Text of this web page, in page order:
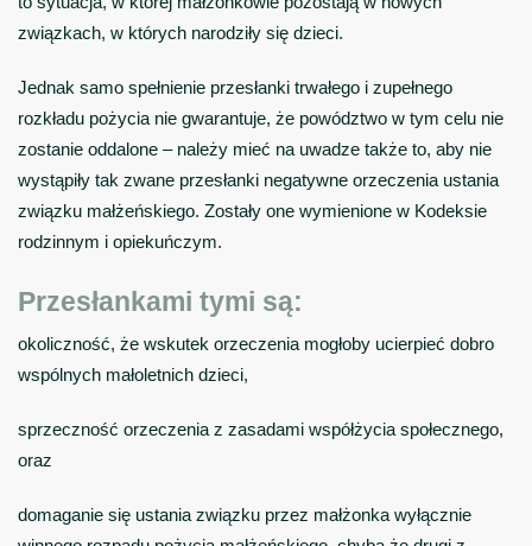
związkach, w których narodziły się dzieci.
Jednak samo spełnienie przesłanki trwałego i zupełnego
rozkładu pożycia nie gwarantuje, że powództwo w tym celu nie
zostanie oddalone – należy mieć na uwadze także to, aby nie
wystąpiły tak zwane przesłanki negatywne orzeczenia ustania
związku małżeńskiego. Zostały one wymienione w Kodeksie
rodzinnym i opiekuńczym.
Przesłankami tymi są:
okoliczność, że wskutek orzeczenia mogłoby ucierpieć dobro
wspólnych małoletnich dzieci,
sprzeczność orzeczenia z zasadami współżycia społecznego,
oraz
domaganie się ustania związku przez małżonka wyłącznie